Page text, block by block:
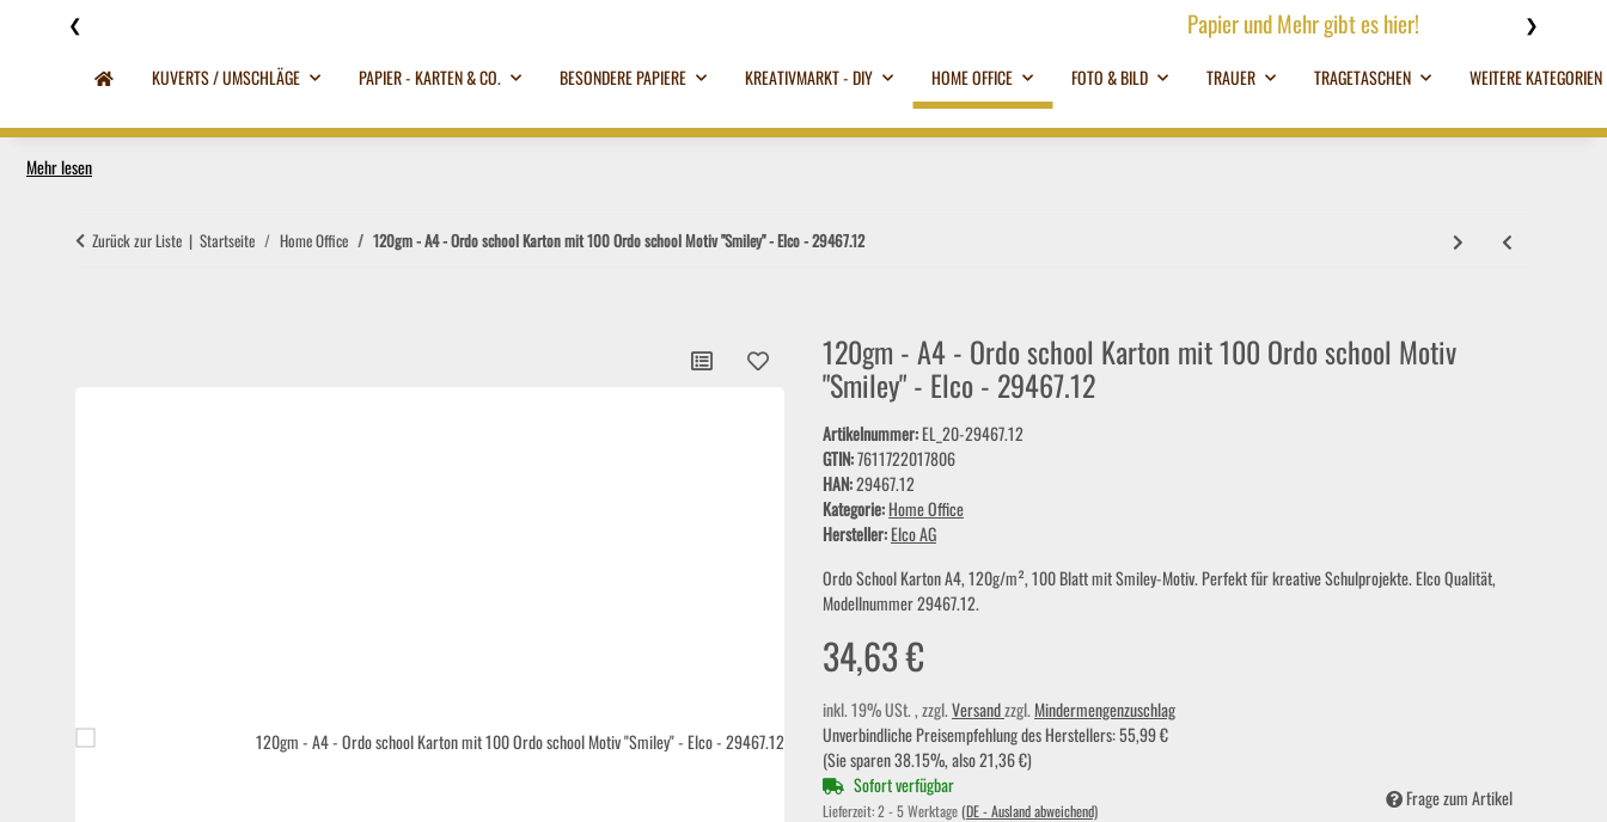
❮ Papier und Mehr gibt es hier! ❯
KUVERTS / UMSCHLÄGE PAPIER - KARTEN & CO. BESONDERE PAPIERE KREATIVMARKT - DIY HOME OFFICE FOTO & BILD TRAUER TRAGETASCHEN WEITERE KATEGORIEN
Zurück zur Liste Startseite Home Office 120gm - A4 - Ordo school Karton mit 100 Ordo school Motiv "Smiley" - Elco - 29467.12
120gm - A4 - Ordo school Karton mit 100 Ordo school Motiv
"Smiley" - Elco - 29467.12
Artikelnummer:EL_20-29467.12
GTIN:7611722017806
HAN:29467.12
Kategorie:Home Office
Hersteller:Elco AG
Ordo School Karton A4, 120g/m², 100 Blatt mit Smiley-Motiv. Perfekt für kreative Schulprojekte. Elco Qualität,
Modellnummer 29467.12.
34,63 €
inkl. 19% USt. , zzgl.Versandzzgl. Mindermengenzuschlag
Unverbindliche Preisempfehlung des Herstellers:55,99 €
(Sie sparen38.15%, also21,36 €)
Sofort verfügbar
Lieferzeit:2 - 5 Werktage (DE - Ausland abweichend)
Frage zum Artikel
Mehr lesen